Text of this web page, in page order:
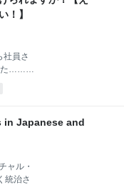
藤和典
ーの
な人気
・
決定稿
！】
社員さ
た……お
】 ・
Claude
信予定
者の
Japanese and
ャル・
統治さ